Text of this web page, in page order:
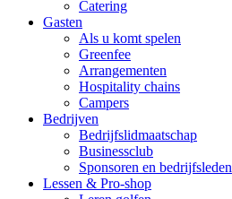
Catering
Gasten
Als u komt spelen
Greenfee
Arrangementen
Hospitality chains
Campers
Bedrijven
Bedrijfslidmaatschap
Businessclub
Sponsoren en bedrijfsleden
Lessen & Pro-shop